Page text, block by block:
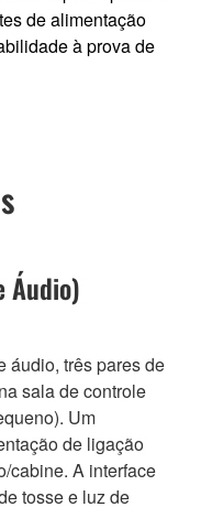
de alimentação
à prova de
Áudio)
áudio, três pares de
sala de controle
Um
de ligação
cabine. A interface
tosse e luz de